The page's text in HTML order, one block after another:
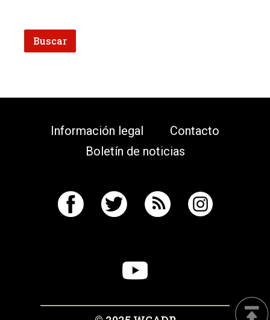
Información legal
Contacto
Boletín de noticias